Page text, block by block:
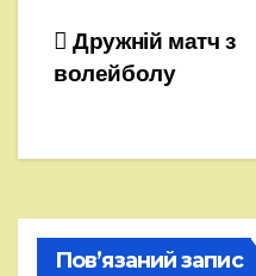
Навігація
записів
Дружній матч з
волейболу
Пов’язаний запис